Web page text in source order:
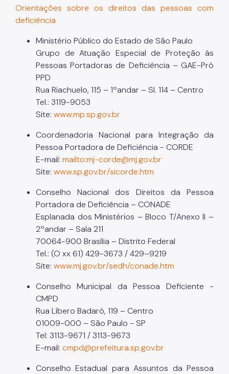
Orientações sobre os direitos das pessoas com
deficiência
Ministério Público do Estado de São Paulo
Grupo de Atuação Especial de Proteção às
Pessoas Portadoras de Deficiência – GAE-Pró
PPD
Rua Riachuelo, 115 – 1ºandar – Sl. 114 – Centro
Tel.: 3119-9053
Site: www.mp.sp.gov.br
Coordenadoria Nacional para Integração da
Pessoa Portadora de Deficiência - CORDE
E-mail: mailto:mj-corde@mj.gov.br
Site: www.sp.gov.br/sicorde.htm
Conselho Nacional dos Direitos da Pessoa
Portadora de Deficiência – CONADE
Esplanada dos Ministérios – Bloco T/Anexo II –
2ºandar – Sala 211
70064-900 Brasília – Distrito Federal
Tel.: (O xx 61) 429-3673 / 429–9219
Site: www.mj.gov.br/sedh/conade.htm
Conselho Municipal da Pessoa Deficiente -
CMPD
Rua Líbero Badaró, 119 – Centro
01009-000 – São Paulo - SP
Tel: 3113-9671 / 3113-9673
E-mail: cmpd@prefeitura.sp.gov.br
Conselho Estadual para Assuntos da Pessoa